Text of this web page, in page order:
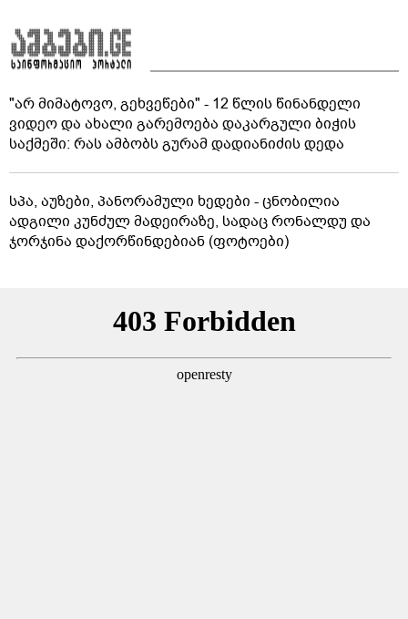
"არ მიმატოვო, გეხვეწები" - 12 წლის წინანდელი
ვიდეო და ახალი გარემოება დაკარგული ბიჭის
საქმეში: რას ამბობს გურამ დადიანიძის დედა
სპა, აუზები, პანორამული ხედები - ცნობილია
ადგილი კუნძულ მადეირაზე, სადაც რონალდუ და
ჯორჯინა დაქორწინდებიან (ფოტოები)